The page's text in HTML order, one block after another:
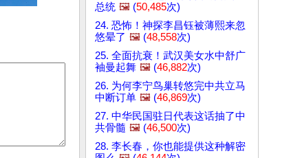
总统 🖼️ (50,485次)
24. 恐怖！神探李昌钰被薄熙来忽
悠晕了 🖼️ (48,558次)
25. 全面抗衰！武汉美女水中舒广
袖曼起舞 🖼️ (46,882次)
26. 为何李宁鸟巢转悠完中共立马
中断订单 🖼️ (46,869次)
27. 中华民国驻日代表这话抽了中
共骨髓 🖼️ (46,500次)
28. 李长春，你也能提供这种解密